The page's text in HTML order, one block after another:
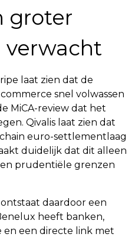
groter
laat zien dat de
snel volwassen
MiCA-review dat het
Qivalis laat zien dat
euro-settlementlaag
duidelijk dat dit alleen
prudentiële grenzen
daardoor een
heeft banken,
en een directe link met